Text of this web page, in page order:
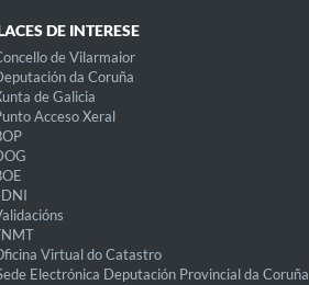
DE INTERESE
de Vilarmaior
da Coruña
de Galicia
Acceso Xeral
Virtual do Catastro
Electrónica Deputación Provincial da Coruña